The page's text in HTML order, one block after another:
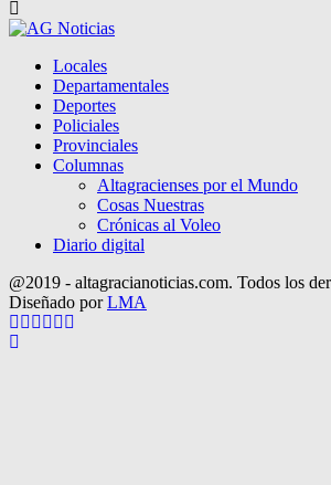
Locales
Departamentales
Deportes
Policiales
Provinciales
Columnas
Altagracienses por el Mundo
Cosas Nuestras
Crónicas al Voleo
Diario digital
@2019 - altagracianoticias.com. Todos los
Diseñado porLMA
Facebook
Twitter
Instagram
Pinterest
Google